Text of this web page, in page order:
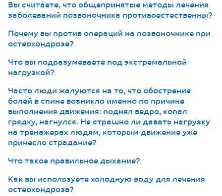
Вы считаете, что общепринятые методы лечения
заболеваний позвоночника противоестественны?
Почему вы против операций на позвоночнике при
остеохондрозе?
Что вы подразумеваете под экстремальной
нагрузкой?
Часто люди жалуются на то, что обострение
болей в спине возникло именно по причине
выполнения движения: поднял ведро, копал
грядку, нагнулся. Не страшно ли давать нагрузку
на тренажерах людям, которым движение уже
принесло страдание?
Что такое правильное дыхание?
Как вы используете холодную воду для лечения
остеохондроза?